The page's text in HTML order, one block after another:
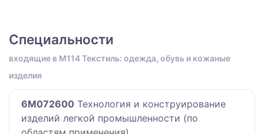
Специальности
входящие в M114 Текстиль: одежда, обувь и кожаные
изделия
6M072600 Технология и конструирование
изделий легкой промышленности (по